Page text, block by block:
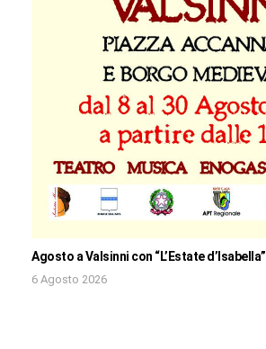
Agosto a Valsinni con “L’Estate d’Isabella”
6 Agosto 2026